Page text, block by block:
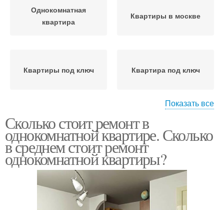
Однокомнатная
квартира
Квартиры в москве
Квартиры под ключ Квартира под ключ
Квартиры во вторичке Комнатная квартира
Квартиры с учетом
Квартиры в
новостройке
Показать все
Сколько стоит ремонт в
однокомнатной квартире. Сколько
в среднем стоит ремонт
однокомнатной квартиры?